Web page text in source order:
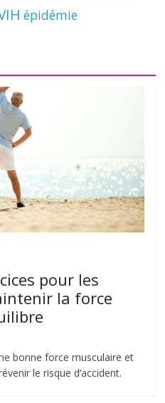
épidémie
pour les
la force
bonne force musculaire et
le risque d’accident.